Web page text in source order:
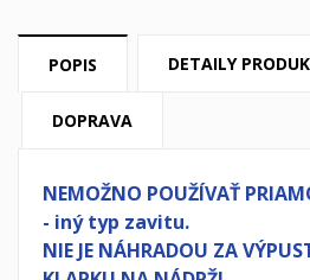
POPIS DETAILY
DOPRAVA
NEMOŽNO POUŽÍVAŤ
- iný typ zavitu.
NIE JE NÁHRADOU ZA